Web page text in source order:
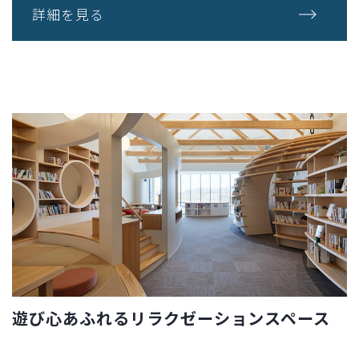
詳細を見る
遊び心あふれるリラクゼーションスペース